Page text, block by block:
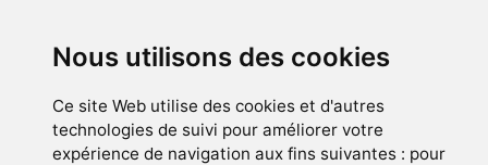
Nous utilisons des cookies
Ce site Web utilise des cookies et d'autres
technologies de suivi pour améliorer votre
expérience de navigation aux fins suivantes : pour
Politique des cookies
Préférences des cookies